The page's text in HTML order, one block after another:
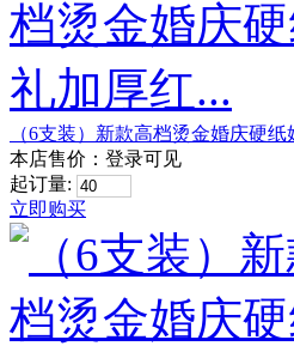
（6支装）新款高档烫金婚庆硬纸
本店售价： 登录可见
起订量:
立即购买